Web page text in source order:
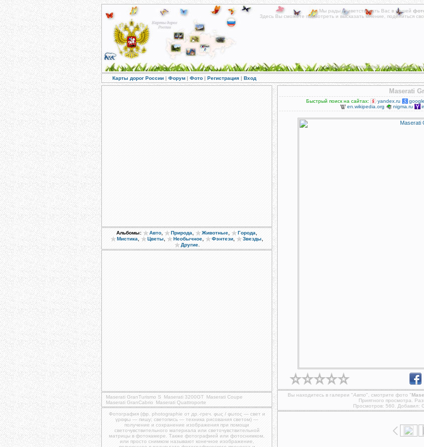
Мы рады приветствовать Вас в нашей
Здесь Вы сможете посмотреть и высказать мнение, поделиться
Альбомы фотографий на различные
Карты дорог России | Форум | Фото | Регистрация | Вход
Альбомы: Авто Природа Животные Города
Мистика Цветы Необычное Фэнтези Звезды
Другие.
Maserati GranTurismo S Maserati 3200GT Maserati Coupe
Maserati GranCabrio
Maserati Quattroporte
Фотография (фр. photographie от др.-греч. φως / φωτος — свет и
γραφω — пишу; светопись — техника рисования светом) —
получение и сохранение изображения при помощи
светочувствительного материала или светочувствительной
матрицы в фотокамере. Также фотографией или фотоснимком,
или просто снимком называют конечное изображение,
Maserati
Быстрый поиск на сайтах: yandex.ru
en.wikipedia.org
nigma.ru
Вы находитесь в галереи "Авто", смотрите фото "
Приятного просмотра.
Просмотров: 560. Добавил: